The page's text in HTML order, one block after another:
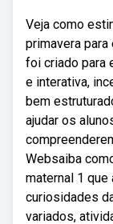
Veja como
primavera
foi criado para
e interativa,
bem
ajudar os
Websaiba
maternal 1
curiosidades
variados,